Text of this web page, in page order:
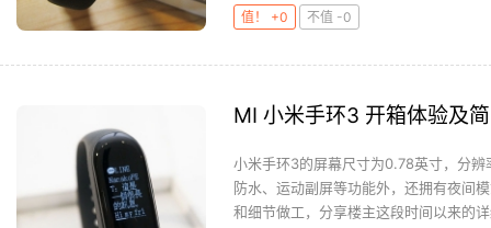
值！ +0
不值 -0
MI 小米手环3 开箱体验及
小米手环3的屏幕尺寸为0.78英寸，分
防水、运动副屏等功能外，还拥有夜间
和细节做工，分享楼主这段时间以来的